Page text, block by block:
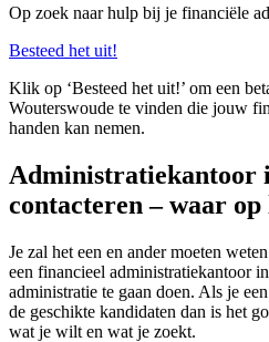
Op zoek naar hulp bij je financiële
Besteed het uit!
Klik op ‘Besteed het uit!’ om een
Wouterswoude te vinden die jouw
handen kan nemen.
Administratiekantoor
contacteren – waar op
Je zal het een en ander moeten
een financieel administratiekantoor
administratie te gaan doen. Als je
de geschikte kandidaten dan is het
wat je wilt en wat je zoekt.